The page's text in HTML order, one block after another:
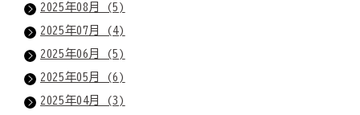
2025年08月 (5)
2025年07月 (4)
2025年06月 (5)
2025年05月 (6)
2025年04月 (3)